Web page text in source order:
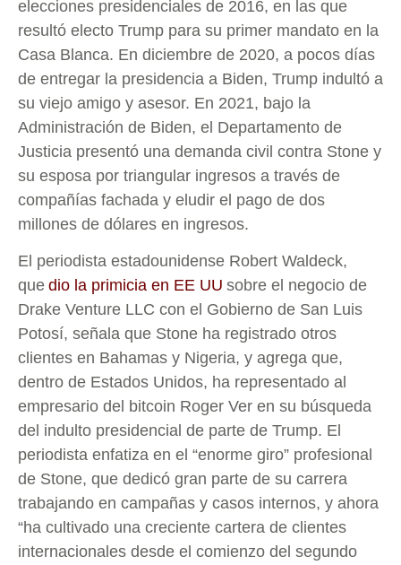
elecciones presidenciales de 2016, en las que
resultó electo Trump para su primer mandato en la
Casa Blanca. En diciembre de 2020, a pocos días
de entregar la presidencia a Biden, Trump indultó a
su viejo amigo y asesor. En 2021, bajo la
Administración de Biden, el Departamento de
Justicia presentó una demanda civil contra Stone y
su esposa por triangular ingresos a través de
compañías fachada y eludir el pago de dos
millones de dólares en ingresos.
El periodista estadounidense Robert Waldeck,
que dio la primicia en EE UU sobre el negocio de
Drake Venture LLC con el Gobierno de San Luis
Potosí, señala que Stone ha registrado otros
clientes en Bahamas y Nigeria, y agrega que,
dentro de Estados Unidos, ha representado al
empresario del bitcoin Roger Ver en su búsqueda
del indulto presidencial de parte de Trump. El
periodista enfatiza en el “enorme giro” profesional
de Stone, que dedicó gran parte de su carrera
trabajando en campañas y casos internos, y ahora
“ha cultivado una creciente cartera de clientes
internacionales desde el comienzo del segundo